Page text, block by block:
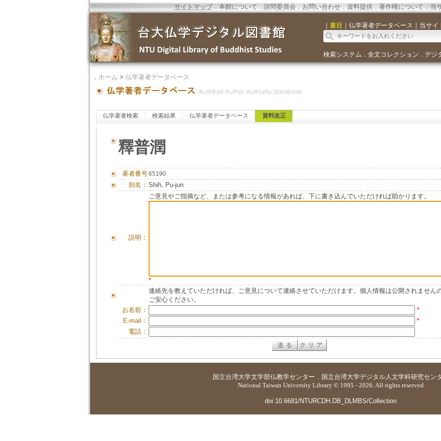
サイトマップ．本館について．諮問委員会． お問い合わせ． 資料提供．著作権について．当
｜ 書目 ｜ 仏学著者データベース ｜ 当サイ
検索システム ． 全文コレクション ． デジ
． ホーム > 仏学著者データベース
仏学著者検索 検索結果 仏学著者データベース 資料改正
釋普潤
著者番号65190
別名： Shih, Pu-jun
説明：
ご意見やご指摘など、または参考になる情報があれば、下に書き込んでいただければ助かります。
*
連絡先を教えていただければ、ご意見について連絡させていただけます。個人情報は公開されません
ご安心ください。
お名前：
*
E-mail：
*
電話：
国立台湾大学文学部仏教学センター ． 国立台湾大学デジタル人文学科研究セン
National Taiwan University Library © 1995 - 2026. All rights reserved
doi:10.6681/NTURCDH.DB_DLMBS/Collection